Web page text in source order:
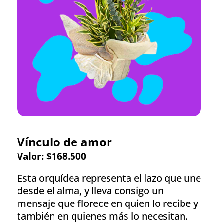
Vínculo de amor
Valor: $168.500
Esta orquídea representa el lazo que une
desde el alma, y lleva consigo un
mensaje que florece en quien lo recibe y
también en quienes más lo necesitan.